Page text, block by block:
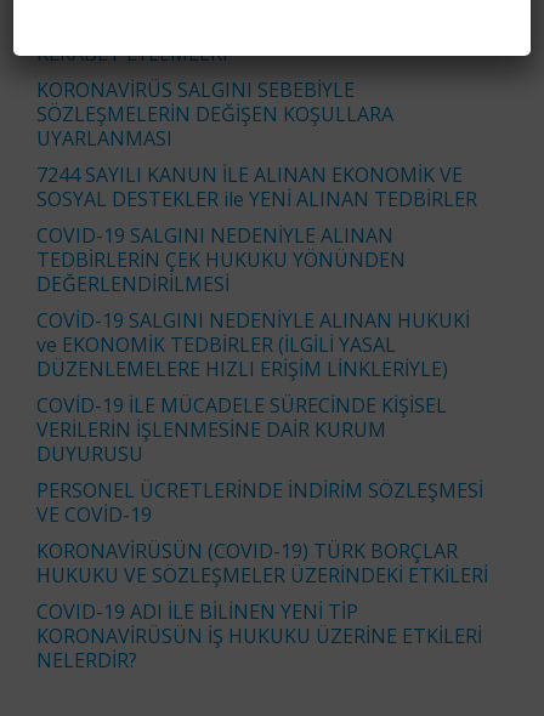
REKABET EYLEMLERİ
KORONAVİRÜS SALGINI SEBEBİYLE
SÖZLEŞMELERİN DEĞİŞEN KOŞULLARA
UYARLANMASI
7244 SAYILI KANUN İLE ALINAN EKONOMİK VE
SOSYAL DESTEKLER ile YENİ ALINAN TEDBİRLER
COVID-19 SALGINI NEDENİYLE ALINAN
TEDBİRLERİN ÇEK HUKUKU YÖNÜNDEN
DEĞERLENDİRİLMESİ
COVİD-19 SALGINI NEDENİYLE ALINAN HUKUKİ
ve EKONOMİK TEDBİRLER (İLGİLİ YASAL
DÜZENLEMELERE HIZLI ERİŞİM LİNKLERİYLE)
COVİD-19 İLE MÜCADELE SÜRECİNDE KİŞİSEL
VERİLERİN İŞLENMESİNE DAİR KURUM
DUYURUSU
PERSONEL ÜCRETLERİNDE İNDİRİM SÖZLEŞMESİ
VE COVİD-19
KORONAVİRÜSÜN (COVID-19) TÜRK BORÇLAR
HUKUKU VE SÖZLEŞMELER ÜZERİNDEKİ ETKİLERİ
COVID-19 ADI İLE BİLİNEN YENİ TİP
KORONAVİRÜSÜN İŞ HUKUKU ÜZERİNE ETKİLERİ
NELERDİR?